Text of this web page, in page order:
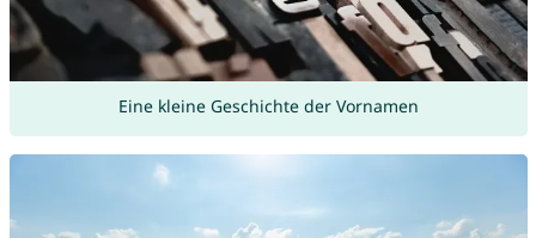
Eine kleine Geschichte der Vornamen